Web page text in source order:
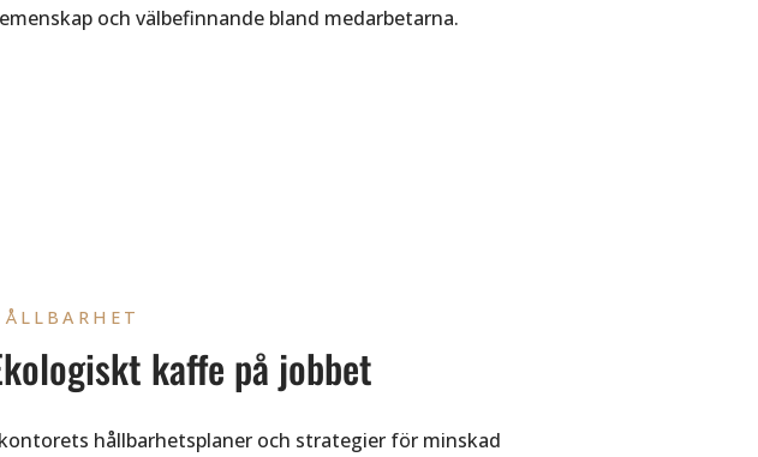
och välbefinnande bland medarbetarna.
kaffe på jobbet
hållbarhetsplaner och strategier för minskad